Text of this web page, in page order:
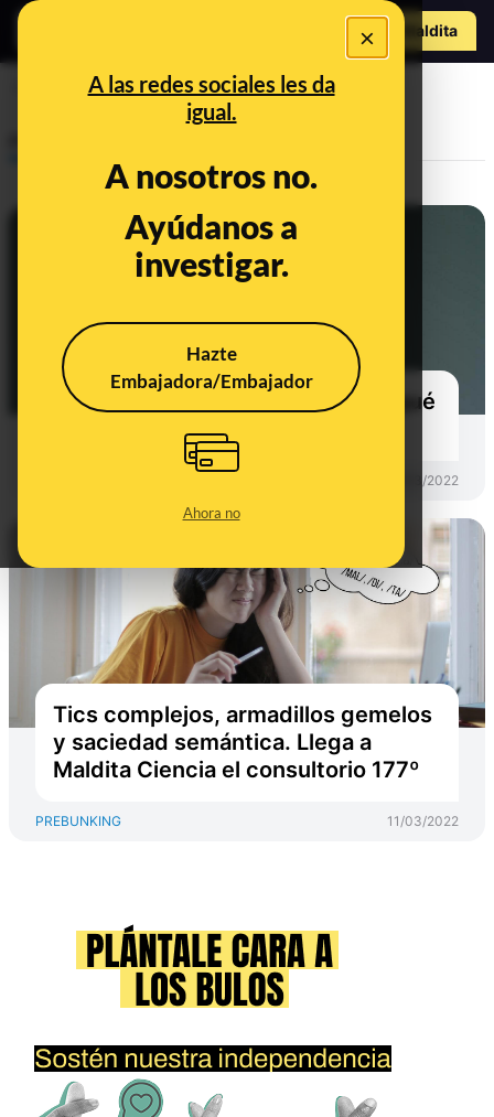
×
A las redes sociales les da
igual.
A nosotros no.
Ayúdanos a
investigar.
Hazte
Embajadora/Embajador
Ahora no
Hazte Maldita
tic complejo
Qué son los tics complejos y en qué
se diferencian de los simples
17/03/2022
Tics complejos, armadillos gemelos
y saciedad semántica. Llega a
Maldita Ciencia el consultorio 177º
PREBUNKING 11/03/2022